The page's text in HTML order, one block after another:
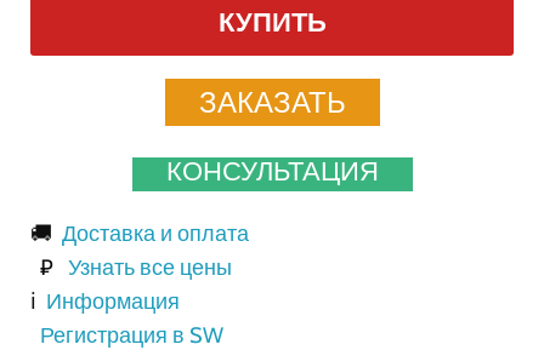
КУПИТЬ
ЗАКАЗАТЬ
КОНСУЛЬТАЦИЯ
🚚 Доставка и оплата
₽ Узнать все цены
ℹ️ Информация
Регистрация в SW